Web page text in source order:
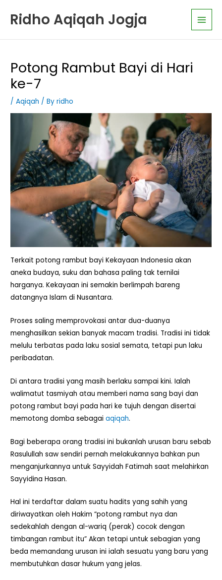
Ridho Aqiqah Jogja
Main
Potong Rambut Bayi di Hari
ke-7
/Aqiqah / Byridho
Terkait potong rambut bayi Kekayaan Indonesia akan
aneka budaya, suku dan bahasa paling tak ternilai
harganya. Kekayaan ini semakin berlimpah bareng
datangnya Islam di Nusantara.
Proses saling memprovokasi antar dua-duanya
menghasilkan sekian banyak macam tradisi. Tradisi ini tidak
melulu terbatas pada laku sosial semata, tetapi pun laku
peribadatan.
Di antara tradisi yang masih berlaku sampai kini. Ialah
walimatut tasmiyah atau memberi nama sang bayi dan
potong rambut bayi pada hari ke tujuh dengan disertai
memotong domba sebagaiaqiqah.
Bagi beberapa orang tradisi ini bukanlah urusan baru sebab
Rasulullah saw sendiri pernah melakukannya bahkan pun
menganjurkannya untuk Sayyidah Fatimah saat melahirkan
Sayyidina Hasan.
Hal ini terdaftar dalam suatu hadits yang sahih yang
diriwayatkan oleh Hakim “potong rambut nya dan
sedekahlah dengan al-wariq (perak) cocok dengan
timbangan rambut itu” Akan tetapi untuk sebagian yang
beda memandang urusan ini ialah sesuatu yang baru yang
membutuhkan dasar hukum yang jelas.
a
o
r
i
A
k
e
l